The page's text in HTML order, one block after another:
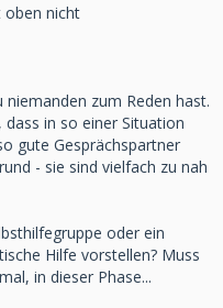
oben nicht
zum Reden hast.
in so einer Situation
gute Gesprächspartner
- sie sind vielfach zu nah
oder ein
Hilfe vorstellen? Muss
in dieser Phase...